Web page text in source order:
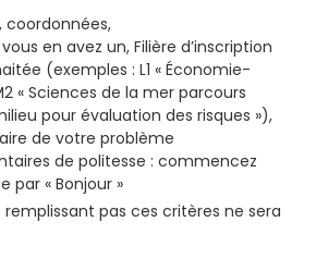
coordonnées,
en avez un, Filière d’inscription
(exemples : L1 « Économie-
« Sciences de la mer parcours
pour évaluation des risques »),
de votre problème
de politesse : commencez
par « Bonjour »
pas ces critères ne sera